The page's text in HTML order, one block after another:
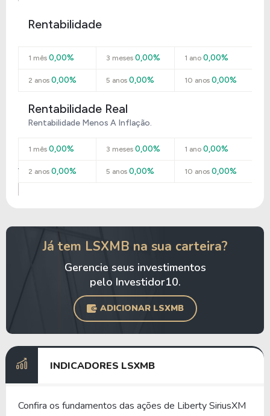
Rentabilidade
1 mês 0,00% 3 meses 0,00% 1 ano0,00%
2 anos 0,00% 5 anos 0,00% 10 anos0,00%
Rentabilidade Real
Rentabilidade Menos A Inflação.
1 mês 0,00% 3 meses 0,00% 1 ano0,00%
2 anos 0,00% 5 anos 0,00% 10 anos0,00%
Já tem LSXMB na sua carteira?
Gerencie seus investimentos
pelo Investidor10.
ADICIONAR LSXMB
INDICADORES LSXMB
Confira os fundamentos das ações de Liberty SiriusXM